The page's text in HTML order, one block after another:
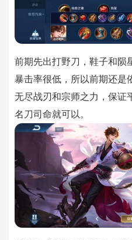
前期先出打野刀，鞋子和陨
暴击率很低，所以前期还是
无尽战刃和宗师之力，保证
名刀司命就可以。